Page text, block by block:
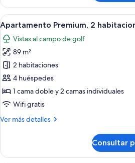
de
lujo,
2
habitaciones
Abrir
todas
las
fotos
de
Apartamento
Premium,
2
habitaciones
7
Apartamento Premium, 2
Vistas al campo de golf
89 m²
2 habitaciones
4 huéspedes
1 cama doble y 2 camas individuales
Wifi gratis
Ver más detalles
Más
Premium,
Consultar